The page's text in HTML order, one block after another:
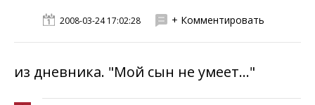
2008-03-24 17:02:28 + Комментировать
из дневника. "Мой сын не умеет..."